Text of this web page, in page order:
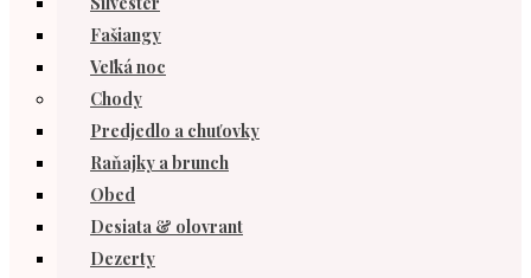
Fašiangy
Veľká noc
Chody
Predjedlo a chuťovky
Raňajky a brunch
Obed
Desiata & olovrant
Dezerty